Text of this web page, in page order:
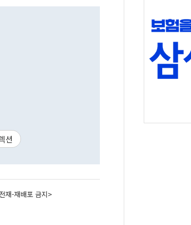
션
재-재배포 금지>